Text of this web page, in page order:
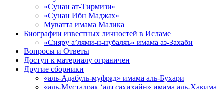
«Сунан ат-Тирмизи»
«Сунан Ибн Маджах»
Муватта имама Малика
Биографии известных личностей в Исламе
«Сияру а’лями-н-нубаляъ» имама аз-Захаби
Вопросы и Ответы
Доступ к материалу ограничен
Другие сборники
«аль-Адабуль-муфрад» имама аль-Бухари
«аль-Мустадрак ‘аля сахихайн» имама аль-Хакима